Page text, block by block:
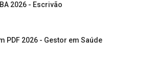
2026 - Escrivão
PDF 2026 - Gestor em Saúde